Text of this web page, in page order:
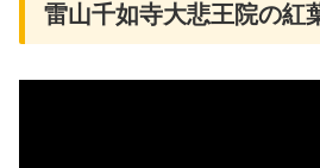
雷山千如寺大悲王院の紅